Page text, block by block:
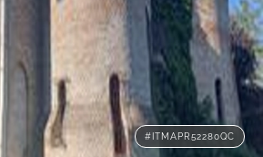
#ITMAPR52280QC